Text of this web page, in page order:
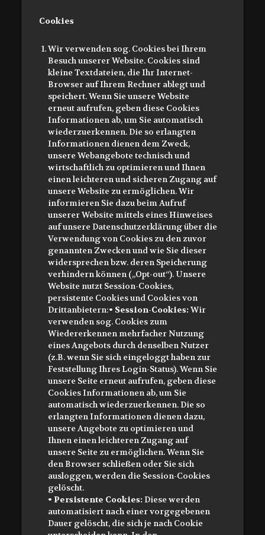
Cookies
Wir verwenden sog. Cookies bei Ihrem
Besuch unserer Website. Cookies sind
kleine Textdateien, die Ihr Internet-
Browser auf Ihrem Rechner ablegt und
speichert. Wenn Sie unsere Website
erneut aufrufen, geben diese Cookies
Informationen ab, um Sie automatisch
wiederzuerkennen. Die so erlangten
Informationen dienen dem Zweck,
unsere Webangebote technisch und
wirtschaftlich zu optimieren und Ihnen
einen leichteren und sicheren Zugang auf
unsere Website zu ermöglichen. Wir
informieren Sie dazu beim Aufruf
unserer Website mittels eines Hinweises
auf unsere Datenschutzerklärung über die
Verwendung von Cookies zu den zuvor
genannten Zwecken und wie Sie dieser
widersprechen bzw. deren Speicherung
verhindern können („Opt-out“). Unsere
Website nutzt Session-Cookies,
persistente Cookies und Cookies von
Drittanbietern:• Session-Cookies: Wir
verwenden sog. Cookies zum
Wiedererkennen mehrfacher Nutzung
eines Angebots durch denselben Nutzer
(z.B. wenn Sie sich eingeloggt haben zur
Feststellung Ihres Login-Status). Wenn Sie
unsere Seite erneut aufrufen, geben diese
Cookies Informationen ab, um Sie
automatisch wiederzuerkennen. Die so
erlangten Informationen dienen dazu,
unsere Angebote zu optimieren und
Ihnen einen leichteren Zugang auf
unsere Seite zu ermöglichen. Wenn Sie
den Browser schließen oder Sie sich
ausloggen, werden die Session-Cookies
gelöscht.
• Persistente Cookies: Diese werden
automatisiert nach einer vorgegebenen
Dauer gelöscht, die sich je nach Cookie